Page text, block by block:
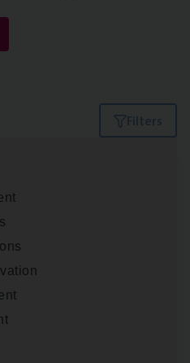
Filters